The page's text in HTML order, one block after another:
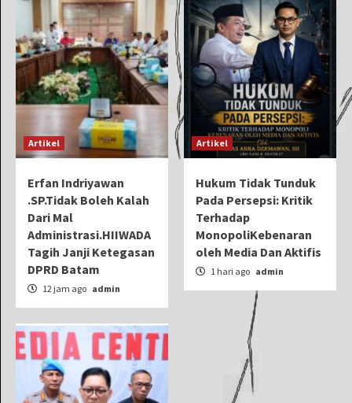
Artikel
Erfan Indriyawan
.SP.Tidak Boleh Kalah
Dari Mal
Administrasi.HIIWADA
Tagih Janji Ketegasan
DPRD Batam
12 jam ago admin
Artikel
Hukum Tidak Tunduk
Pada Persepsi: Kritik
Terhadap
MonopoliKebenaran
oleh Media Dan Aktifis
1 hari ago admin